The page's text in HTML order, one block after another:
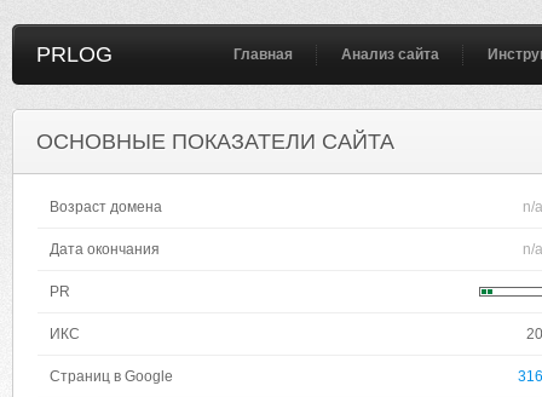
PRLOG Главная Анализ сайта
ОСНОВНЫЕ ПОКАЗАТЕЛИ САЙТА
Возраст домена n/a
Дата окончания n/a
PR
ИКС 20
Страниц в Google 316